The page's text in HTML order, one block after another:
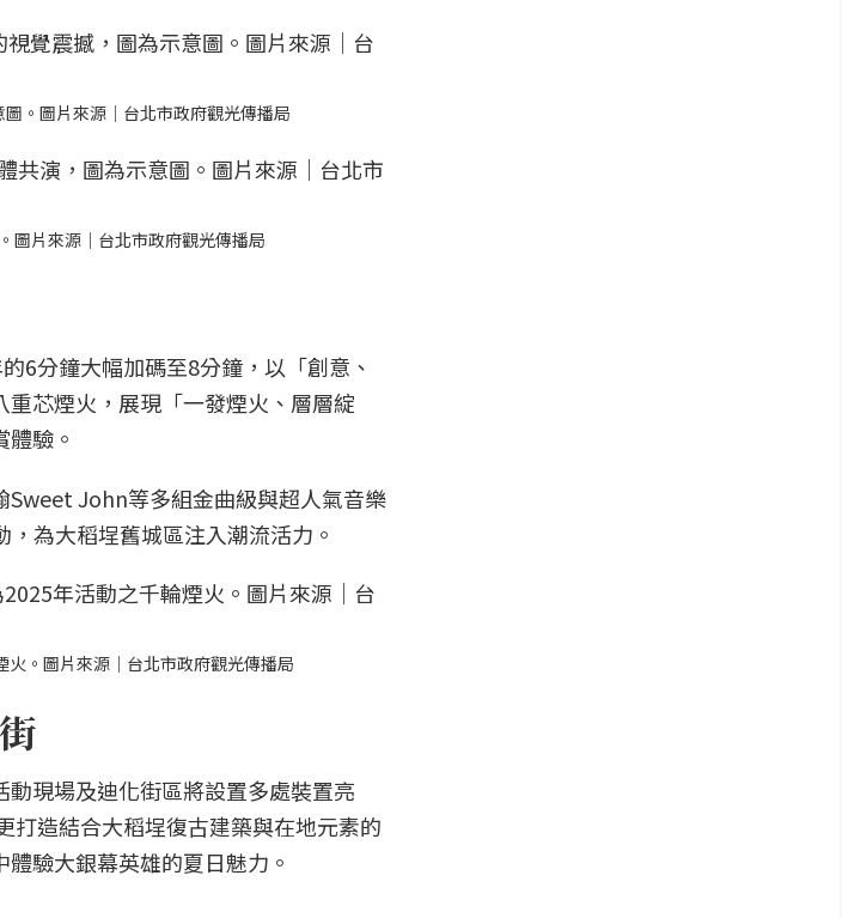
。圖片來源｜台北市政府觀光傳播局
圖片來源｜台北市政府觀光傳播局
6分鐘大幅加碼至8分鐘，以「創意、
芯煙火，展現「一發煙火、層層綻
驗。
John等多組金曲級與超人氣音樂
為大稻埕舊城區注入潮流活力。
。圖片來源｜台北市政府觀光傳播局
現場及迪化街區將設置多處裝置亮
打造結合大稻埕復古建築與在地元素的
驗大銀幕英雄的夏日魅力。